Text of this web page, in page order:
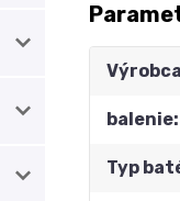
Výrobca
balenie
Typ